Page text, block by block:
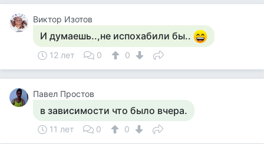
Виктор Изотов
И думаешь..,не испохабили бы..
12 лет 0 0
Павел Простов
в зависимости что было вчера.
11 лет 0 0